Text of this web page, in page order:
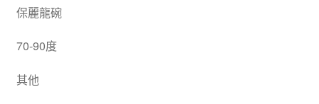
保麗龍碗
70-90度
其他